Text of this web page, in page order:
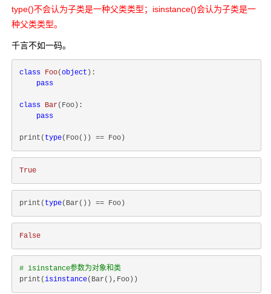
type()不会认为子类是一种父类类型；isinstance()会认为子类是一
种父类类型。
千言不如一码。
class Foo(object ):
pass
class Bar( Foo ):
pass
print( type
True
print( type
False
# isinstance参数为对象和类
print(isinstance